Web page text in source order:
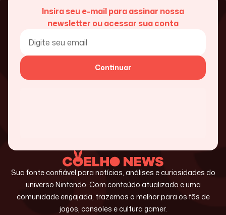
Insira seu e-mail para assinar nossa
newsletter ou acessar sua conta
Continuar
Sua fonte confiável para notícias, análises e curiosidades do
universo Nintendo. Com conteúdo atualizado e uma
comunidade engajada, trazemos o melhor para os fãs de
jogos, consoles e cultura gamer.